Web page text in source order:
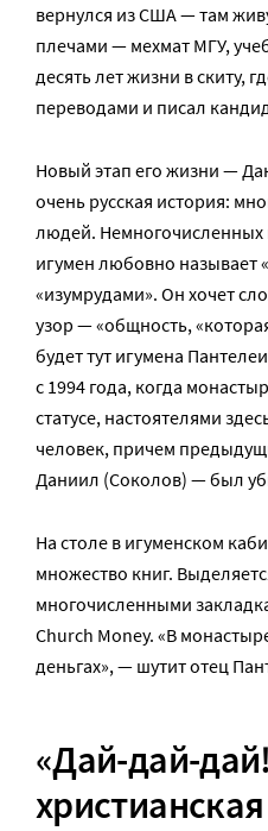
вернулся из США — там
плечами — мехмат МГУ,
десять лет жизни в скиту,
переводами и писал
Новый этап его жизни —
очень русская история:
людей. Немногочисленных
игумен любовно называет
«изумрудами». Он хочет
узор — «общность,
будет тут игумена
с 1994 года, когда
статусе, настоятелями
человек, причем
Даниил (Соколов) — был
На столе в игуменском
множество книг.
многочисленными
Church Money. «В
деньгах», — шутит отец
«Дай-дай-